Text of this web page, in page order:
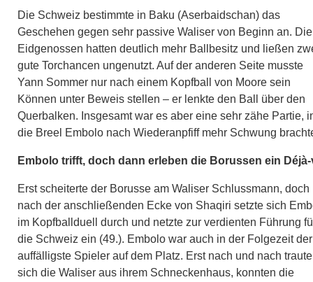
Die Schweiz bestimmte in Baku (Aserbaidschan) das
Geschehen gegen sehr passive Waliser von Beginn an. Die
Eidgenossen hatten deutlich mehr Ballbesitz und ließen
gute Torchancen ungenutzt. Auf der anderen Seite musste
Yann Sommer nur nach einem Kopfball von Moore sein
Können unter Beweis stellen – er lenkte den Ball über den
Querbalken. Insgesamt war es aber eine sehr zähe Partie,
die Breel Embolo nach Wiederanpfiff mehr Schwung
Embolo trifft, doch dann erleben die Borussen ein
Erst scheiterte der Borusse am Waliser Schlussmann, doch
nach der anschließenden Ecke von Shaqiri setzte sich
im Kopfballduell durch und netzte zur verdienten Führung
die Schweiz ein (49.). Embolo war auch in der Folgezeit der
auffälligste Spieler auf dem Platz. Erst nach und nach
sich die Waliser aus ihrem Schneckenhaus, konnten die